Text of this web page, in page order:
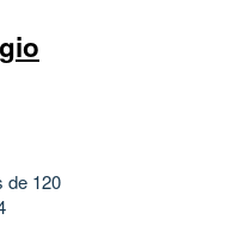
de 120